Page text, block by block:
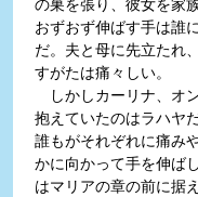
おずおず伸ばす手は誰
だ。夫と母に先立たれ
すがたは痛々しい。
しかしカーリナ、オ
抱えていたのはラハヤ
誰もがそれぞれに痛み
かに向かって手を伸ば
はマリアの章の前に据